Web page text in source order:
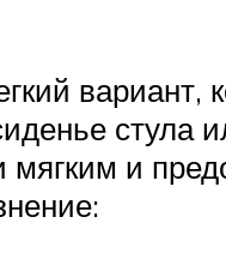
вариант,
стула
мягким и